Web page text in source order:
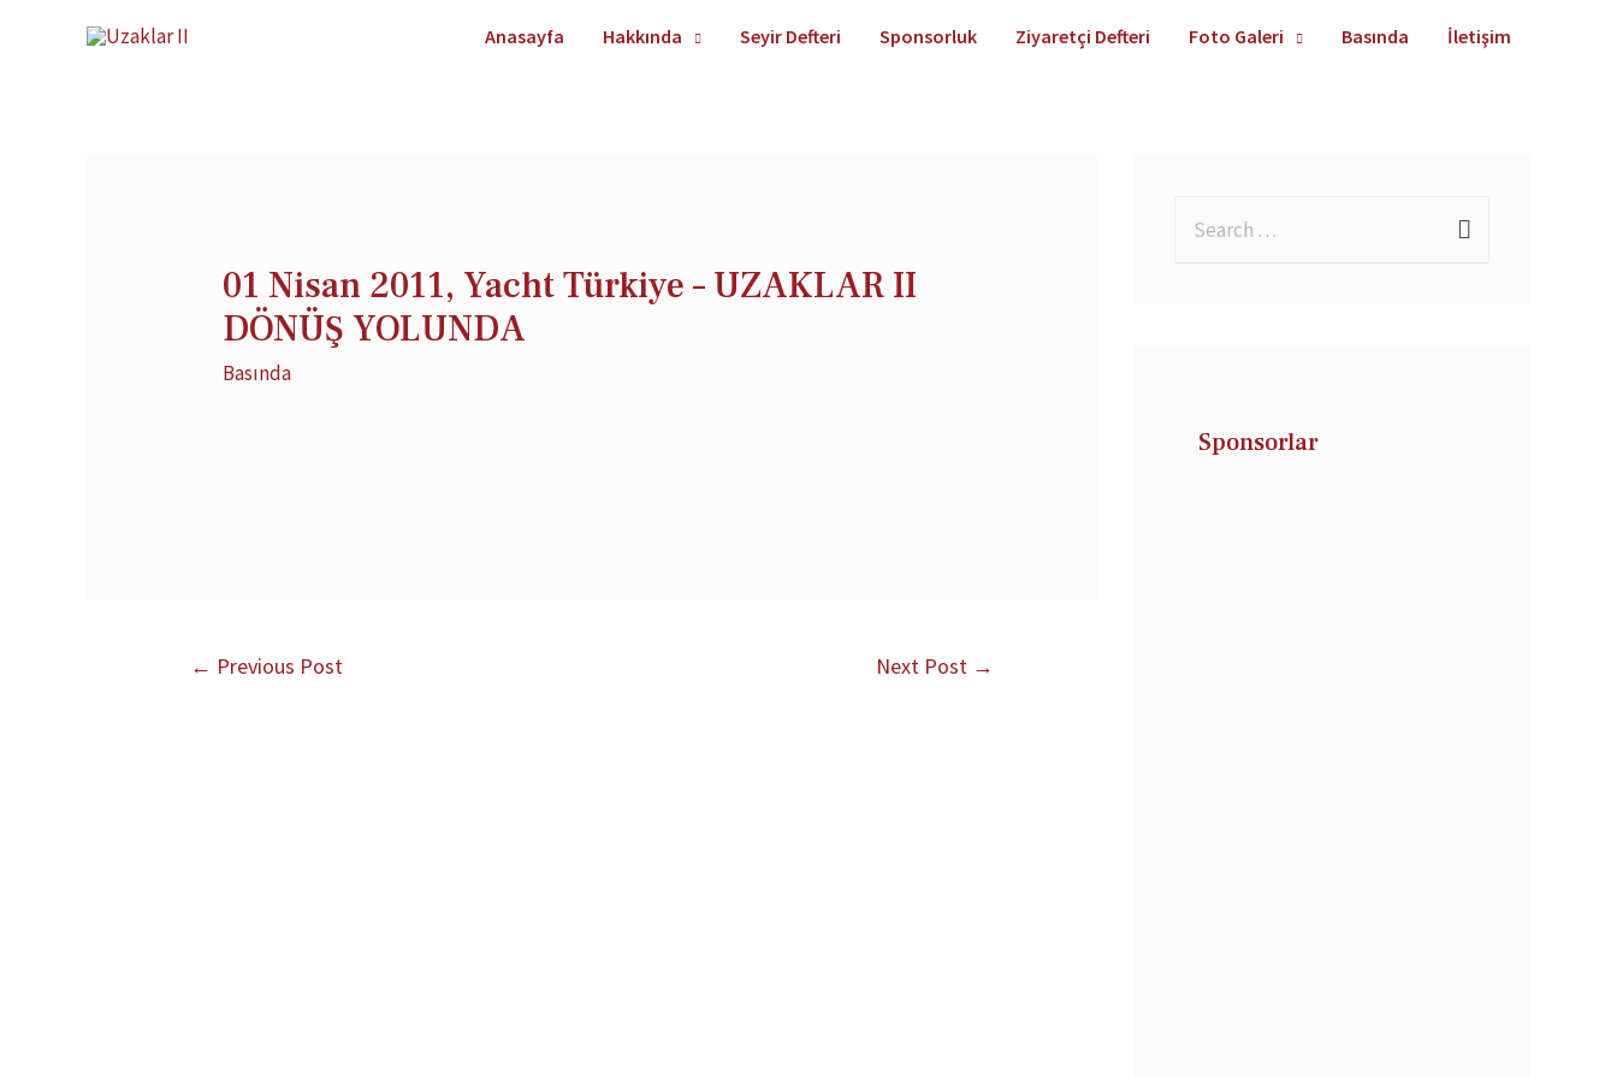
Anasayfa Hakkında Seyir Defteri Sponsorluk Ziyaretçi Defteri Foto Galeri Basında İletişim
01 Nisan 2011, Yacht Türkiye – UZAKLAR II
DÖNÜŞ YOLUNDA
Basında
← Previous Post Next Post →
Sponsorlar